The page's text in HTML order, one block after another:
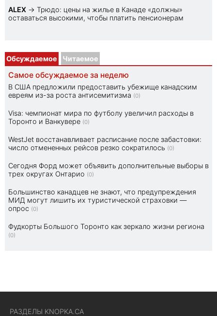
ALEX → Трюдо: цены на жилье в Канаде «должны»
оставаться высокими, чтобы платить пенсионерам
Обсуждаемое Читаемое
Самое обсуждаемое за неделю
В США предложили предоставить убежище канадским
евреям из-за роста антисемитизма (0)
Visa: чемпионат мира по футболу увеличил расходы в
Торонто и Ванкувере (0)
WestJet восстанавливает расписание после забастовки:
число отмененных рейсов резко сократилось (0)
Сегодня Форд может объявить дополнительные выборы в
трех округах Онтарио (0)
Большинство канадцев не знают, что предупреждения
МИД могут лишить их туристической страховки —
опрос (0)
Фудкорты Большого Торонто как зеркало жизни региона
(0)
РАЗДЕЛЫ KNOPKA.CA